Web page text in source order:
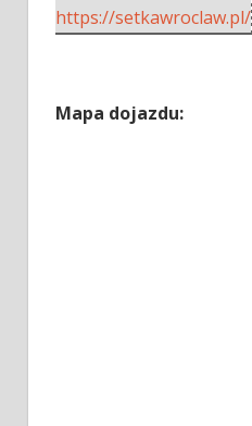
https://setkawroclaw.pl/
Mapa dojazdu: